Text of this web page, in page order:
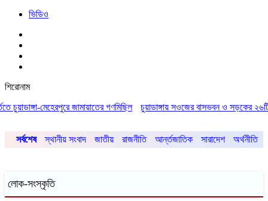
ভিডিও
শিরোনাম
মেহেরপুরে জামায়াতের গণমিছিল
চুয়াডাঙ্গায় সওজের বাসভবন ও সড়কের ২৬টি গাছ
সর্বশেষ স্থানীয় সংবাদ জাতীয় রাজনীতি আর্ন্তজাতিক সারাদেশ অর্থনীতি
লোক-সংস্কৃতি